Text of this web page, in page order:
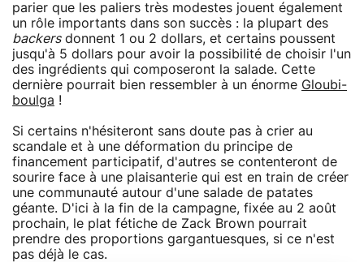
parier que les paliers très modestes jouent également
un rôle importants dans son succès : la plupart des
backersdonnent 1 ou 2 dollars, et certains poussent
jusqu'à 5 dollars pour avoir la possibilité de choisir l'un
des ingrédients qui composeront la salade. Cette
dernière pourrait bien ressembler à un énorme Gloubi-
boulga !
Si certains n'hésiteront sans doute pas à crier au
scandale et à une déformation du principe de
financement participatif, d'autres se contenteront de
sourire face à une plaisanterie qui est en train de créer
une communauté autour d'une salade de patates
géante. D'ici à la fin de la campagne, fixée au 2 août
prochain, le plat fétiche de Zack Brown pourrait
prendre des proportions gargantuesques, si ce n'est
pas déjà le cas.